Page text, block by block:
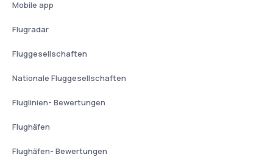
Mobile app
Flugradar
Fluggesellschaften
Nationale Fluggesellschaften
Fluglinien- Bewertungen
Flughäfen
Flughäfen- Bewertungen